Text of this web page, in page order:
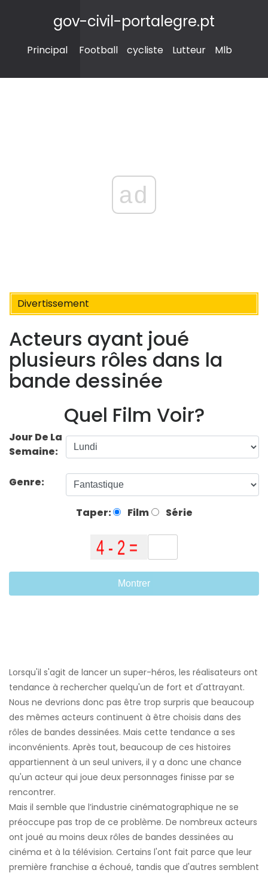
gov-civil-portalegre.pt
Principal Football cycliste Lutteur Mlb
ad
Divertissement
Acteurs ayant joué
plusieurs rôles dans la
bande dessinée
Quel Film Voir?
Jour De La
Semaine:
Genre:
Taper: Film Série
Montrer
Lorsqu'il s'agit de lancer un super-héros, les réalisateurs ont
tendance à rechercher quelqu'un de fort et d'attrayant.
Nous ne devrions donc pas être trop surpris que beaucoup
des mêmes acteurs continuent à être choisis dans des
rôles de bandes dessinées. Mais cette tendance a ses
inconvénients. Après tout, beaucoup de ces histoires
appartiennent à un seul univers, il y a donc une chance
qu'un acteur qui joue deux personnages finisse par se
rencontrer.
Mais il semble que l’industrie cinématographique ne se
préoccupe pas trop de ce problème. De nombreux acteurs
ont joué au moins deux rôles de bandes dessinées au
cinéma et à la télévision. Certains l'ont fait parce que leur
première franchise a échoué, tandis que d'autres semblent